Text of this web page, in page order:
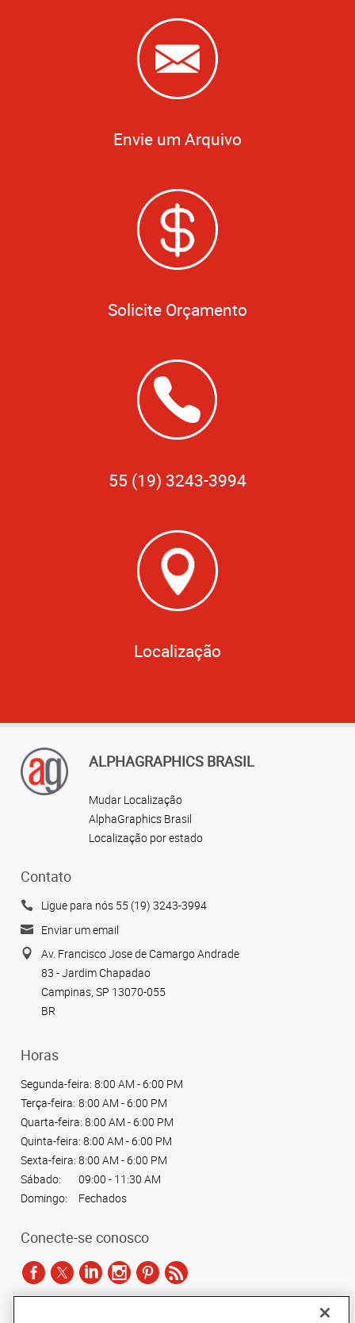
Envie um Arquivo
Solicite Orçamento
55 (19) 3243-3994
Localização
ALPHAGRAPHICS BRASIL
Mudar Localização
AlphaGraphics Brasil
Localização por estado
Contato
Ligue para nós 55 (19) 3243-3994
Enviar um email
Av. Francisco Jose de Camargo Andrade
83 - Jardim Chapadao
Campinas, SP 13070-055
BR
Horas
Segunda-feira: 8:00 AM - 6:00 PM
Terça-feira: 8:00 AM - 6:00 PM
Quarta-feira: 8:00 AM - 6:00 PM
Quinta-feira: 8:00 AM - 6:00 PM
Sexta-feira: 8:00 AM - 6:00 PM
Sábado:
09:00 - 11:30 AM
Domingo:
Fechados
Conecte-se conosco